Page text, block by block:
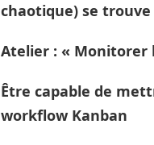
chaotique) se
Atelier : « Monitorer
Être capable de
workflow Kanban